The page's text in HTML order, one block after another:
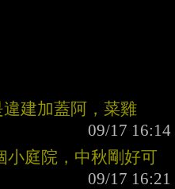
違建加蓋阿，菜雞
小庭院，中秋剛好可